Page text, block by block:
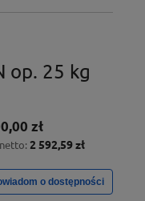
op. 25 kg
zł
2 592,59 zł
o dostępności